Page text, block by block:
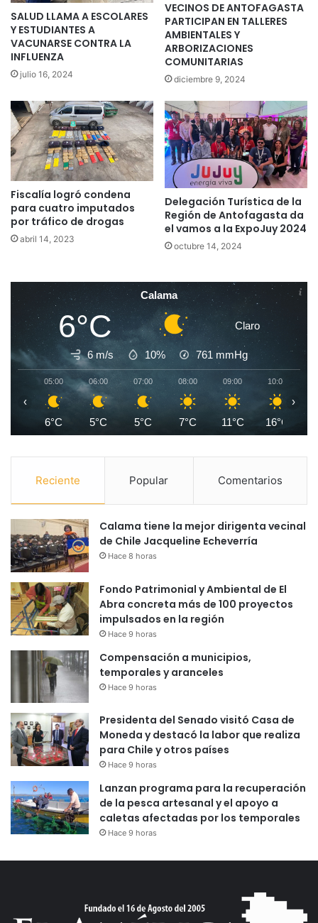
SALUD LLAMA A ESCOLARES
Y ESTUDIANTES A
VACUNARSE CONTRA LA
INFLUENZA
julio 16, 2024
VECINOS DE ANTOFAGASTA
PARTICIPAN EN TALLERES
AMBIENTALES Y
ARBORIZACIONES
COMUNITARIAS
diciembre 9, 2024
Fiscalía logró condena
para cuatro imputados
por tráfico de drogas
abril 14, 2023
Delegación Turística de la
Región de Antofagasta da
el vamos a la ExpoJuy 2024
octubre 14, 2024
Calama
6°C Claro
6 m/s 10% 761 mmHg
05:00
6°C
06:00
5°C
07:00
5°C
08:00
7°C
09:00
11°C
10:00
16°C
‹ ›
Reciente Popular Comentarios
Calama tiene la mejor dirigenta vecinal
de Chile Jacqueline Echeverría
Hace 8 horas
Fondo Patrimonial y Ambiental de El
Abra concreta más de 100 proyectos
impulsados en la región
Hace 9 horas
Compensación a municipios,
temporales y aranceles
Hace 9 horas
Presidenta del Senado visitó Casa de
Moneda y destacó la labor que realiza
para Chile y otros países
Hace 9 horas
Lanzan programa para la recuperación
de la pesca artesanal y el apoyo a
caletas afectadas por los temporales
Hace 9 horas